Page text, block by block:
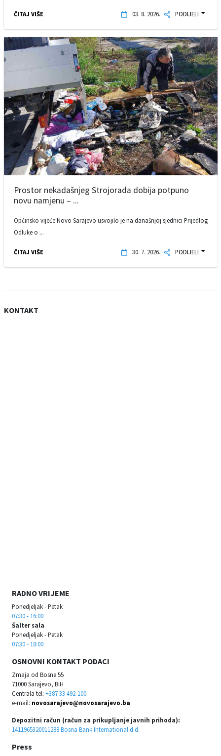
ČITAJ VIŠE 03. 8. 2026. PODIJELI
Prostor nekadašnjeg Strojorada dobija potpuno
novu namjenu – ...
Općinsko vijeće Novo Sarajevo usvojilo je na današnjoj sjednici Prijedlog
Odluke o ...
ČITAJ VIŠE 30. 7. 2026. PODIJELI
KONTAKT
RADNO VRIJEME
Ponedjeljak - Petak
07:30 - 16:00
Šalter sala
Ponedjeljak - Petak
07:30 - 18:00
OSNOVNI KONTAKT PODACI
Zmaja od Bosne 55
71000 Sarajevo, BiH
Centrala tel: +387 33 492-100
e-mail: novosarajevo@novosarajevo.ba
Depozitni račun (račun za prikupljanje javnih prihoda):
1411965320011288 Bosna Bank International d.d.
Press